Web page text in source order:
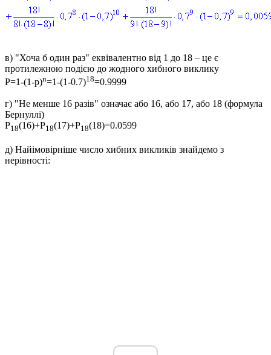
в) "Хоча б один раз" еквівалентно від 1 до 18 – це є
протилежною подією до жодного хибного виклику
P=1-(1-p)n=1-(1-0.7)18=0.9999
г) "Не менше 16 разів" означає або 16, або 17, або 18 (формула
Бернуллі)
P18(16)+P18(17)+P18(18)=0.0599
д) Найімовірніше число хибних викликів знайдемо з
нерівності: